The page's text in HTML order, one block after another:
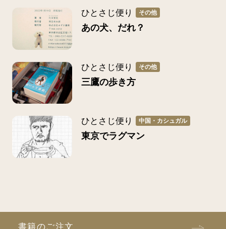
ひとさじ便り その他
あの犬、だれ？
ひとさじ便り その他
三鷹の歩き方
ひとさじ便り 中国・カシュガル
東京でラグマン
書籍のご注文